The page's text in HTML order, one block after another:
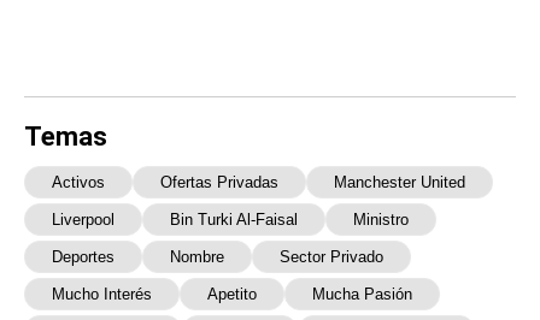
Temas
Activos Ofertas Privadas Manchester United
Liverpool Bin Turki Al-Faisal Ministro
Deportes Nombre Sector Privado
Mucho Interés Apetito Mucha Pasión